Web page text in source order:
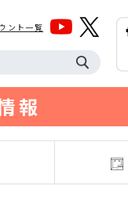
ント一覧
報